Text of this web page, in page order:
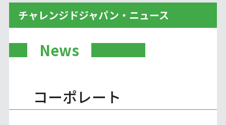
チャレンジドジャパン・ニュース
News
コーポレート